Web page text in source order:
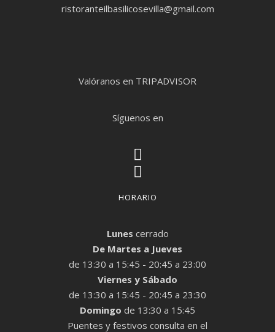
ristoranteilbasilicosevilla@gmail.com
Valóranos en TRIPADVISOR
Síguenos en
HORARIO
Lunes cerrado
De Martes a Jueves
de 13:30 a 15:45 - 20:45 a 23:00
Viernes y Sábado
de 13:30 a 15:45 - 20:45 a 23:30
Domingo de 13:30 a 15:45
Puentes y festivos consulta en el